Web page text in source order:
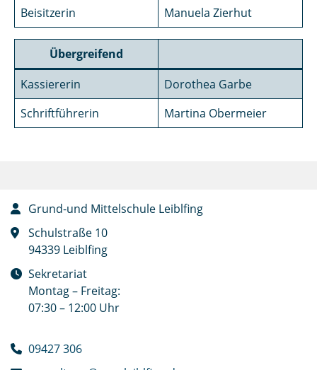
Beisitzerin
Manuela Zierhut
Übergreifend
Kassiererin
Dorothea Garbe
Schriftführerin
Martina Obermeier
Grund-und Mittelschule Leiblfing
Schulstraße 10
94339 Leiblfing
Sekretariat
Montag – Freitag:
07:30 – 12:00 Uhr
09427 306